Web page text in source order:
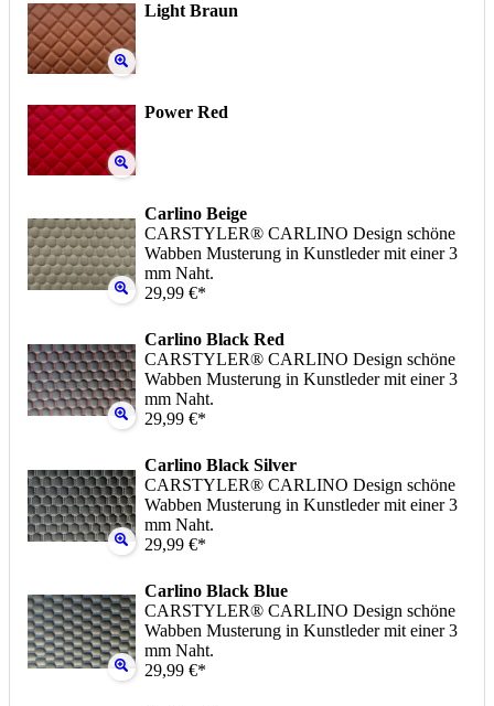
Light Braun
Power Red
Carlino Beige
CARSTYLER® CARLINO Design schöne
Wabben Musterung in Kunstleder mit einer 3
mm Naht.
29,99 €*
Carlino Black Red
CARSTYLER® CARLINO Design schöne
Wabben Musterung in Kunstleder mit einer 3
mm Naht.
29,99 €*
Carlino Black Silver
CARSTYLER® CARLINO Design schöne
Wabben Musterung in Kunstleder mit einer 3
mm Naht.
29,99 €*
Carlino Black Blue
CARSTYLER® CARLINO Design schöne
Wabben Musterung in Kunstleder mit einer 3
mm Naht.
29,99 €*